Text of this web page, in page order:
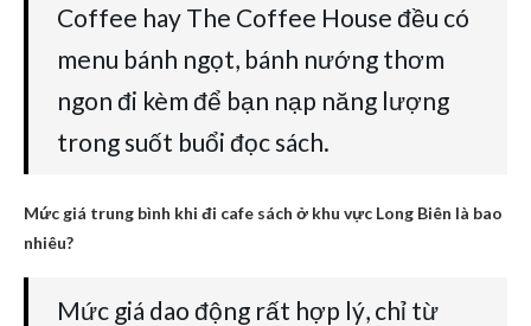
Coffee hay The Coffee House đều có
menu bánh ngọt, bánh nướng thơm
ngon đi kèm để bạn nạp năng lượng
trong suốt buổi đọc sách.
Mức giá trung bình khi đi cafe sách ở khu vực Long Biên là bao
nhiêu?
Mức giá dao động rất hợp lý, chỉ từ